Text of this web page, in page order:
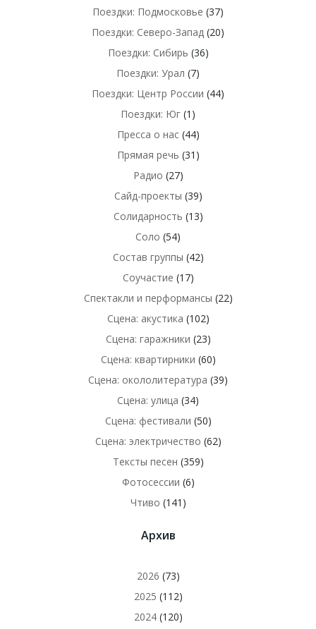
Поездки: Подмосковье (37)
Поездки: Северо-Запад (20)
Поездки: Сибирь (36)
Поездки: Урал (7)
Поездки: Центр России (44)
Поездки: Юг (1)
Пресса о нас(44)
Прямая речь (31)
Радио (27)
Сайд-проекты (39)
Солидарность (13)
Соло (54)
Состав группы (42)
Соучастие (17)
Спектакли и перформансы (22)
Сцена: акустика (102)
Сцена: гаражники (23)
Сцена: квартирники (60)
Сцена: окололитература (39)
Сцена: улица (34)
Сцена: фестивали (50)
Сцена: электричество (62)
Тексты песен (359)
Фотосессии (6)
Чтиво (141)
Архив
2026 (73)
2025 (112)
2024(120)